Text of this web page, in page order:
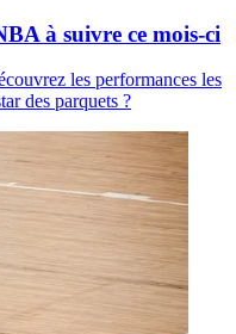
à suivre ce mois-ci
les performances les
des parquets ?